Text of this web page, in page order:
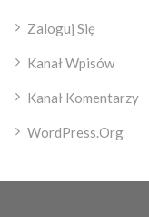
Zaloguj Się
Kanał Wpisów
Kanał Komentarzy
WordPress.org